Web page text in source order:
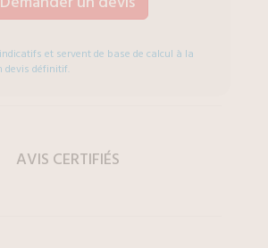
et servent de base de calcul à la
devis définitif.
AVIS CERTIFIÉS